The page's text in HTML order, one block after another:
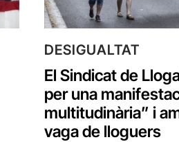
DESIGUALTAT
El Sindicat de
per una
multitudinària” i
vaga de lloguers